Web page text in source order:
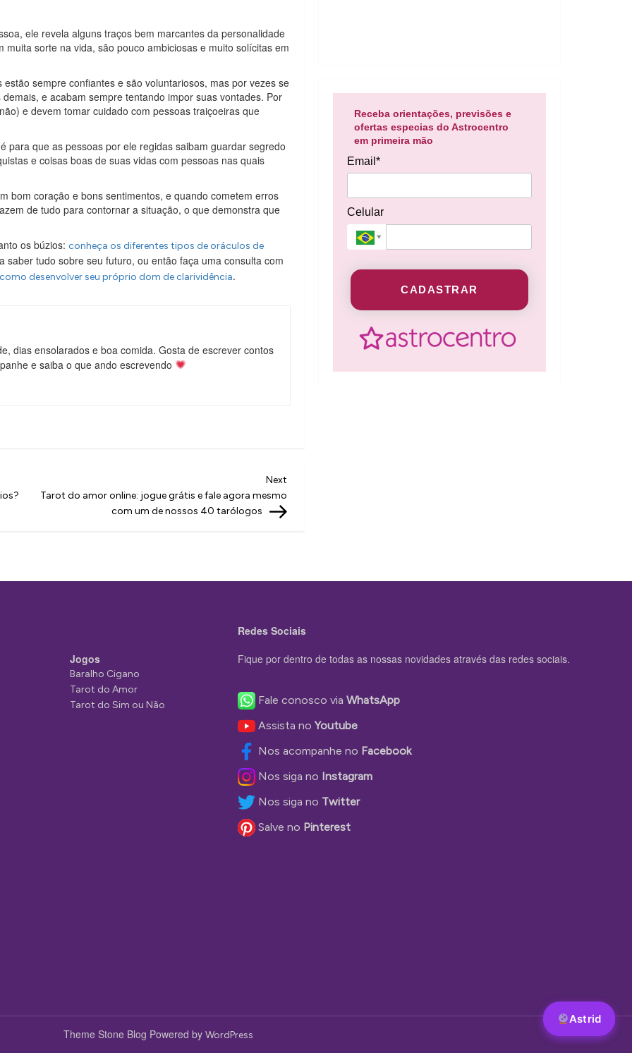
ele revela alguns traços bem marcantes da personalidade
sorte na vida, são pouco ambiciosas e muito solícitas em
sempre confiantes e são voluntariosos, mas por vezes se
e acabam sempre tentando impor suas vontades. Por
e devem tomar cuidado com pessoas traiçoeiras que
para que as pessoas por ele regidas saibam guardar segredo
e coisas boas de suas vidas com pessoas nas quais
bom coração e bons sentimentos, e quando cometem erros
de tudo para contornar a situação, o que demonstra que
os búzios: conheça os diferentes tipos de oráculos de
saber tudo sobre seu futuro, ou então faça uma consulta com
como desenvolver seu próprio dom de clarividência.
dias ensolarados e boa comida. Gosta de escrever contos
e saiba o que ando escrevendo
Next
Tarot do amor online: jogue grátis e fale agora mesmo
com um de nossos 40 tarólogos
Receba orientações, previsões e
ofertas especias do Astrocentro
em primeira mão
Email*
Celular
CADASTRAR
Jogos
Baralho Cigano
Tarot do Amor
Tarot do Sim ou Não
Redes Sociais
Fique por dentro de todas as nossas novidades através das redes sociais.
Fale conosco via WhatsApp
Assista noYoutube
Nos acompanhe no Facebook
Nos siga no Instagram
Nos siga no Twitter
Salve no Pinterest
Theme Stone Blog Powered by WordPress
Astrid
Astrid